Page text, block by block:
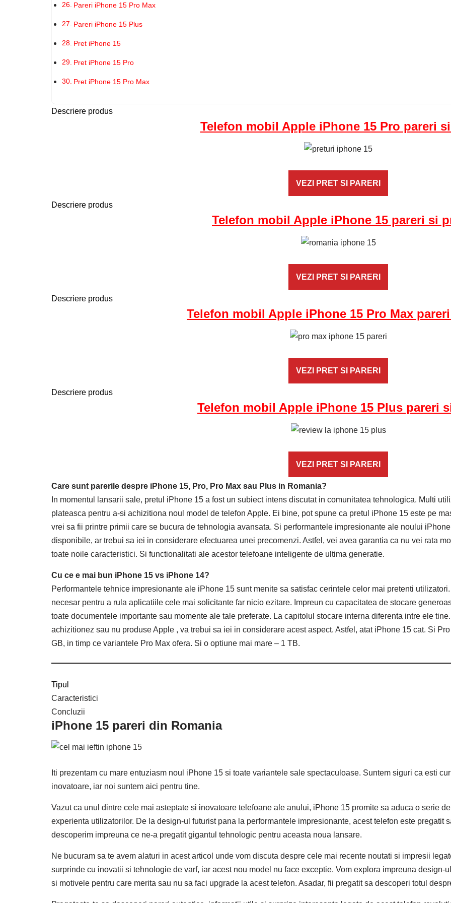
Pareri iPhone 15 Pro Max
Pareri iPhone 15 Plus
Pret iPhone 15
Pret iPhone 15 Pro
Pret iPhone 15 Pro Max
Descriere produs
Telefon mobil Apple iPhone 15 Pro pareri
VEZI PRET SI PARERI
Descriere produs
Telefon mobil Apple iPhone 15 pareri si
VEZI PRET SI PARERI
Descriere produs
Telefon mobil Apple iPhone 15 Pro Max
VEZI PRET SI PARERI
Descriere produs
Telefon mobil Apple iPhone 15 Plus pareri
VEZI PRET SI PARERI
Care sunt parerile despre iPhone 15, Pro, Pro Max sau Plus in Romania?
In momentul lansarii sale, pretul iPhone 15 a fost un subiect intens discutat in comunitatea tehnologica. Multi
plateasca pentru a-si achizitiona noul model de telefon Apple. Ei bine, pot spune ca pretul iPhone 15 este pe
vrei sa fii printre primii care se bucura de tehnologia avansata. Si performantele impresionante ale noului
disponibile, ar trebui sa iei in considerare efectuarea unei precomenzi. Astfel, vei avea garantia ca nu vei rata
toate noile caracteristici. Si functionalitati ale acestor telefoane inteligente de ultima generatie.
Cu ce e mai bun iPhone 15 vs iPhone 14?
Performantele tehnice impresionante ale iPhone 15 sunt menite sa satisfac cerintele celor mai pretenti
necesar pentru a rula aplicatiile cele mai solicitante far nicio ezitare. Impreun cu capacitatea de stocare
toate documentele importante sau momente ale tale preferate. La capitolul stocare interna diferenta intre ele
achizitionez sau nu produse Apple , va trebui sa iei in considerare acest aspect. Astfel, atat iPhone 15 cat. Si
GB, in timp ce variantele Pro Max ofera. Si o optiune mai mare – 1 TB.
Tipul
Caracteristici
Concluzii
iPhone 15 pareri din Romania
Iti prezentam cu mare entuziasm noul iPhone 15 si toate variantele sale spectaculoase. Suntem siguri ca esti
inovatoare, iar noi suntem aici pentru tine.
Vazut ca unul dintre cele mai asteptate si inovatoare telefoane ale anului, iPhone 15 promite sa aduca o serie
experienta utilizatorilor. De la design-ul futurist pana la performantele impresionante, acest telefon este pregatit
descoperim impreuna ce ne-a pregatit gigantul tehnologic pentru aceasta noua lansare.
Ne bucuram sa te avem alaturi in acest articol unde vom discuta despre cele mai recente noutati si impresii
surprinde cu inovatii si tehnologie de varf, iar acest nou model nu face exceptie. Vom explora impreuna
si motivele pentru care merita sau nu sa faci upgrade la acest telefon. Asadar, fii pregatit sa descoperi totul